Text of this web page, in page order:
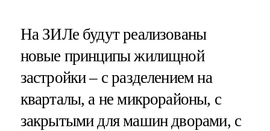
На ЗИЛе будут реализованы
новые принципы жилищной
застройки – с разделением на
кварталы, а не микрорайоны, с
закрытыми для машин дворами, с